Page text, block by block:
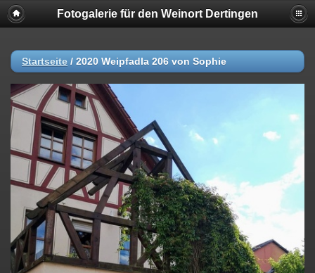
Fotogalerie für den Weinort Dertingen
Startseite / 2020 Weipfadla 206 von Sophie